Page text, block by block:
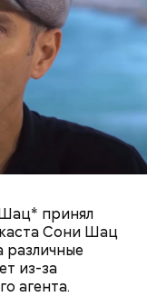
принял
Сони Шац
различные
из-за
агента.